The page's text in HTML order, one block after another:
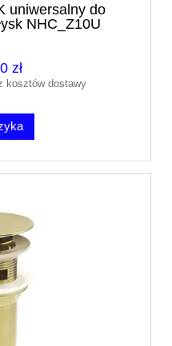
uniwersalny do
NHC_Z10U
zł
kosztów dostawy